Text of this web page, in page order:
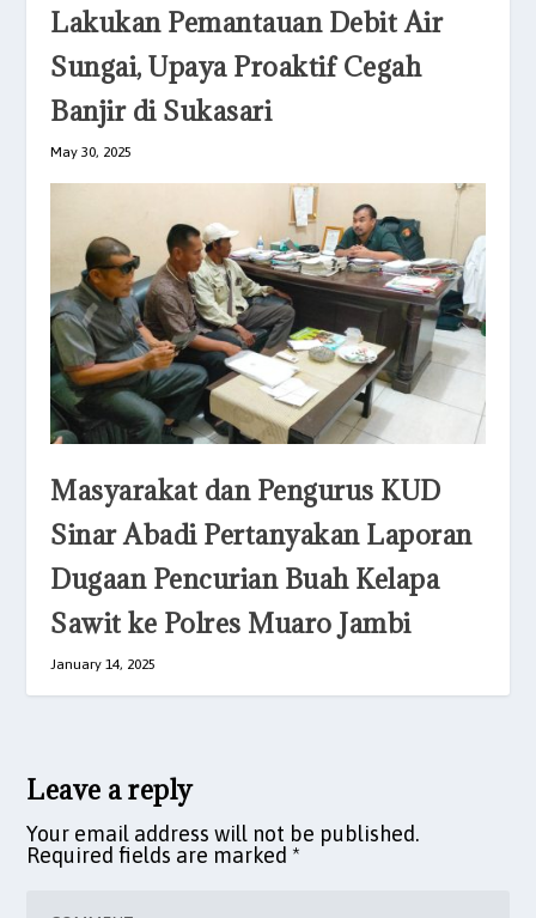
Lakukan Pemantauan Debit Air
Sungai, Upaya Proaktif Cegah
Banjir di Sukasari
May 30, 2025
Masyarakat dan Pengurus KUD
Sinar Abadi Pertanyakan Laporan
Dugaan Pencurian Buah Kelapa
Sawit ke Polres Muaro Jambi
January 14, 2025
Leave a reply
Your email address will not be published.
Required fields are marked *